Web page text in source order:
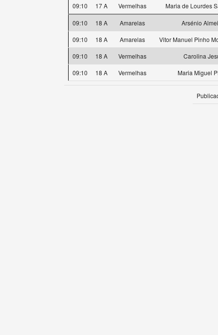
09:10
17 A Vermelhas Maria de Lourdes
09:10 18 A Amarelas
Arsénio
09:10
18 A Amarelas
Vitor Manuel Pinho
09:10
18 A Vermelhas
Carolina
09:10
18 A Vermelhas Maria Miguel